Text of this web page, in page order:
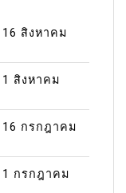
สิงหาคม
สิงหาคม
กรกฎาคม
กรกฎาคม